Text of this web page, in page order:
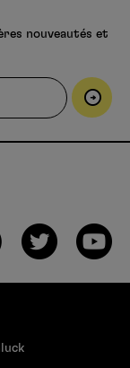
nouveautés et